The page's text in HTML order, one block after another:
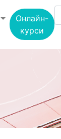
Онлайн-
курси